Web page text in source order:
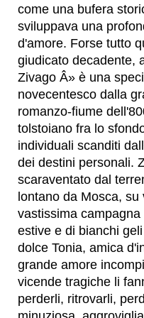
come una bufera
sviluppava una
d'amore. Forse tutto
giudicato decadente,
Zivago Â» è una
novecentesco dalla
romanzo-fiume
tolstoiano fra lo
individuali scanditi
dei destini personali.
scaraventato dal
lontano da Mosca,
vastissima
estive e di bianchi
dolce Tonia, amica
grande amore
vicende tragiche li
perderli, ritrovarli,